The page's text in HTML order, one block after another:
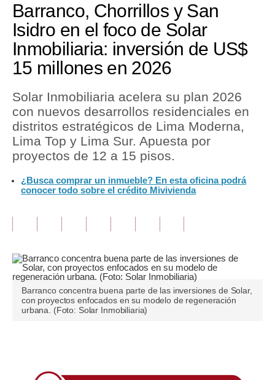
Perú
Política
Tu Dinero
Finanzas Personales
Inmobiliarias
Plus G
Editorial
Pregunta de hoy
Tendencias
Lujo
Viajes
Barranco, Chorrillos y San
Isidro en el foco de Solar
Inmobiliaria: inversión de US$
15 millones en 2026
Solar Inmobiliaria acelera su plan 2026
con nuevos desarrollos residenciales en
distritos estratégicos de Lima Moderna,
Lima Top y Lima Sur. Apuesta por
proyectos de 12 a 15 pisos.
¿Busca comprar un inmueble? En esta oficina podrá
conocer todo sobre el crédito Mivivienda
Barranco concentra buena parte de las inversiones de Solar,
con proyectos enfocados en su modelo de regeneración
urbana. (Foto: Solar Inmobiliaria)